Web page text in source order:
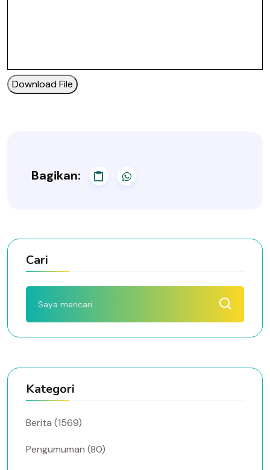
Download File
Bagikan:
Cari
Kategori
Berita (1569)
Pengumuman (80)